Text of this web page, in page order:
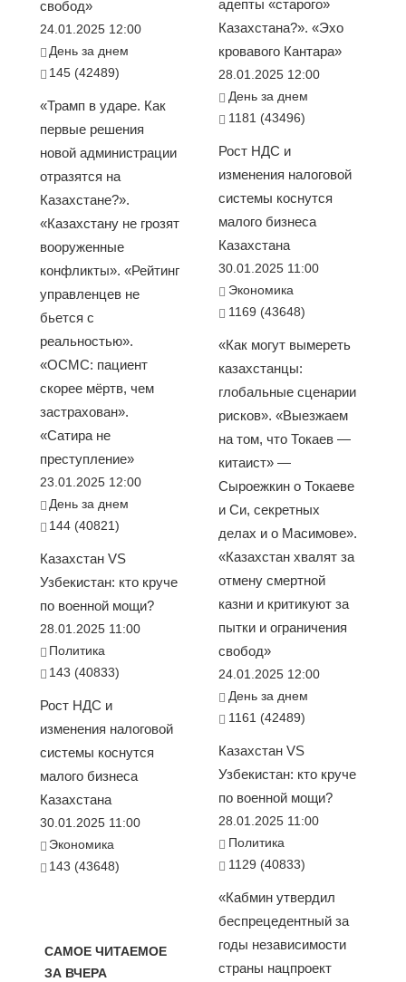
свобод»
24.01.2025 12:00
День за днем
145 (42489)
«Трамп в ударе. Как
первые решения
новой администрации
отразятся на
Казахстане?».
«Казахстану не грозят
вооруженные
конфликты». «Рейтинг
управленцев не
бьется с
реальностью».
«ОСМС: пациент
скорее мёртв, чем
застрахован».
«Сатира не
преступление»
23.01.2025 12:00
День за днем
144 (40821)
Казахстан VS
Узбекистан: кто круче
по военной мощи?
28.01.2025 11:00
Политика
143 (40833)
Рост НДС и
изменения налоговой
системы коснутся
малого бизнеса
Казахстана
30.01.2025 11:00
Экономика
143 (43648)
САМОЕ ЧИТАЕМОЕ
ЗА ВЧЕРА
адепты «старого»
Казахстана?». «Эхо
кровавого Кантара»
28.01.2025 12:00
День за днем
1181 (43496)
Рост НДС и
изменения налоговой
системы коснутся
малого бизнеса
Казахстана
30.01.2025 11:00
Экономика
1169 (43648)
«Как могут вымереть
казахстанцы:
глобальные сценарии
рисков». «Выезжаем
на том, что Токаев —
китаист» —
Сыроежкин о Токаеве
и Си, секретных
делах и о Масимове».
«Казахстан хвалят за
отмену смертной
казни и критикуют за
пытки и ограничения
свобод»
24.01.2025 12:00
День за днем
1161 (42489)
Казахстан VS
Узбекистан: кто круче
по военной мощи?
28.01.2025 11:00
Политика
1129 (40833)
«Кабмин утвердил
беспрецедентный за
годы независимости
страны нацпроект